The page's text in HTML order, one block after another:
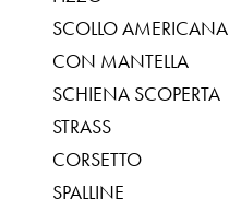
SCOLLO AMERICANA
CON MANTELLA
SCHIENA SCOPERTA
STRASS
CORSETTO
SPALLINE